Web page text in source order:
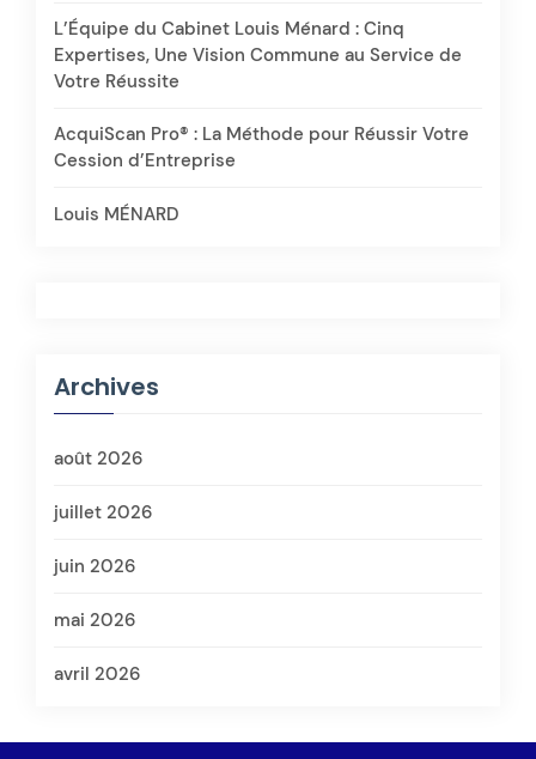
L’Équipe du Cabinet Louis Ménard : Cinq
Expertises, Une Vision Commune au Service de
Votre Réussite
AcquiScan Pro® : La Méthode pour Réussir Votre
Cession d’Entreprise
Louis MÉNARD
Archives
août 2026
juillet 2026
juin 2026
mai 2026
avril 2026